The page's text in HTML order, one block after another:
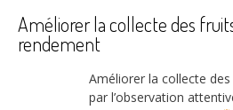
Améliorer la collecte des
rendement
Améliorer la collecte
par l’observation